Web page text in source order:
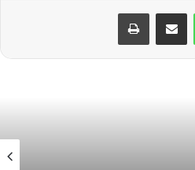
واتساب مشاركة عبر البريد طباعة